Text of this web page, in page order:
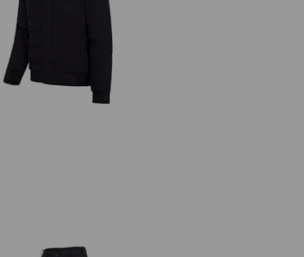
softshelljacka e.s.vision